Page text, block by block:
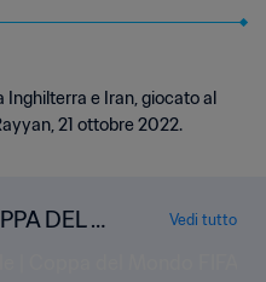
Inghilterra e Iran, giocato al
21 ottobre 2022.
DEL M
Vedi tutto